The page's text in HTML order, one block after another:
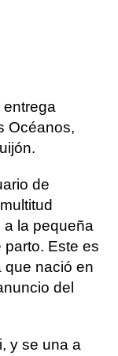
entrega
Océanos,
de
a la pequeña
Este es
que nació en
del
y se una a